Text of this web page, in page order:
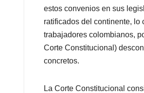
estos convenios en sus
ratificados del continente, lo
trabajadores colombianos,
Corte Constitucional)
concretos.
La Corte Constitucional